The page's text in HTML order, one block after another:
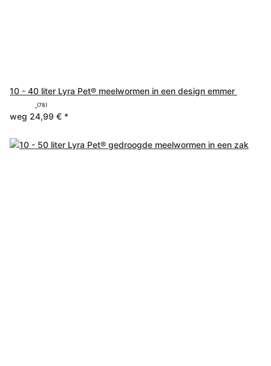
10 - 40 liter Lyra Pet® meelwormen in een design emmer
(78)
weg 24,99 € *